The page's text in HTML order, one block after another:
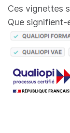
Ces vignettes
Que signifient-